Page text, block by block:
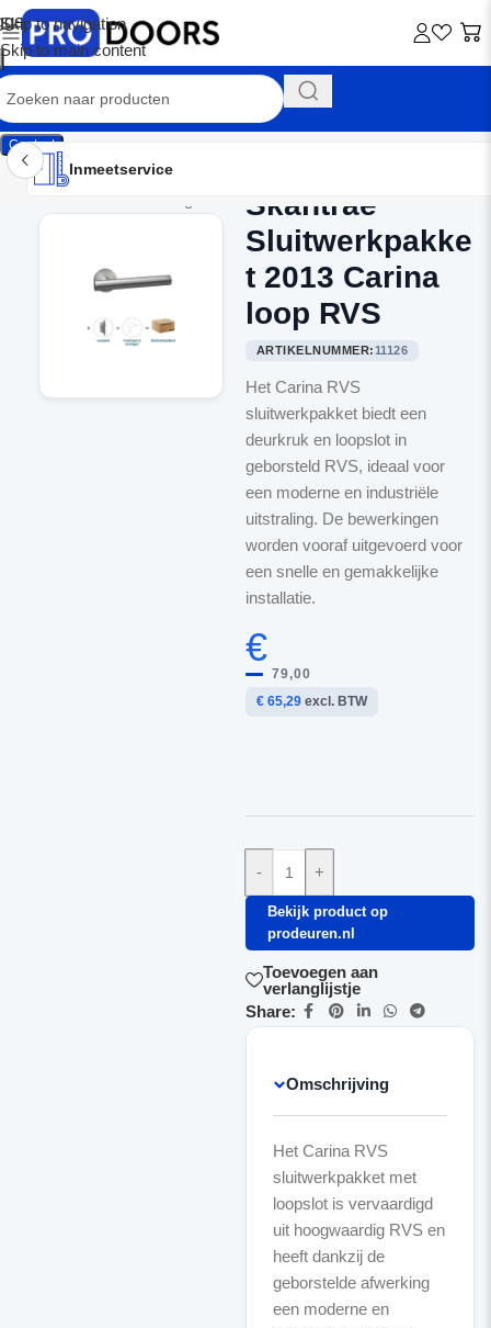
Skip to navigation
Skip to main content
Contact
Inmeetservice
Montageservice
Advies op maat
Showroom
Inmeetservice
Skantrae
Sluitwerkpakke
t 2013 Carina
loop RVS
ARTIKELNUMMER:11126
Het Carina RVS
sluitwerkpakket biedt een
deurkruk en loopslot in
geborsteld RVS, ideaal voor
een moderne en industriële
uitstraling. De bewerkingen
worden vooraf uitgevoerd voor
een snelle en gemakkelijke
installatie.
€
79,00
€ 65,29excl. BTW
- +
Bekijk product op
prodeuren.nl
Toevoegen aan
verlanglijstje
Share:
Omschrijving
Het Carina RVS
sluitwerkpakket met
loopslot is vervaardigd
uit hoogwaardig RVS en
heeft dankzij de
geborstelde afwerking
een moderne en